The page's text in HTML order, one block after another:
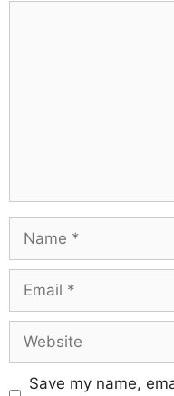
Save my name,